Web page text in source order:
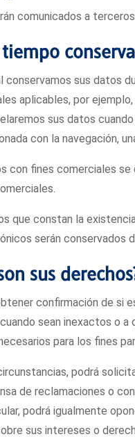
comunicados a
conservamos sus datos
aplicables, por
sus datos
con la navegación,
con fines comerciales se
que constan la
serán conservados
sus
confirmación de si
sean inexactos o
para los fines
podrá
de reclamaciones o
podrá igualmente
sus intereses o